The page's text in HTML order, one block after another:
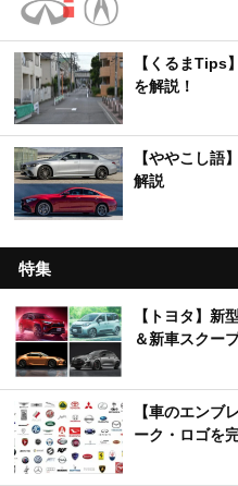
【くるまTips
を解説！
【ややこし語
解説
特集
【トヨタ】新
＆新車スクー
【車のエンブ
ーク・ロゴを